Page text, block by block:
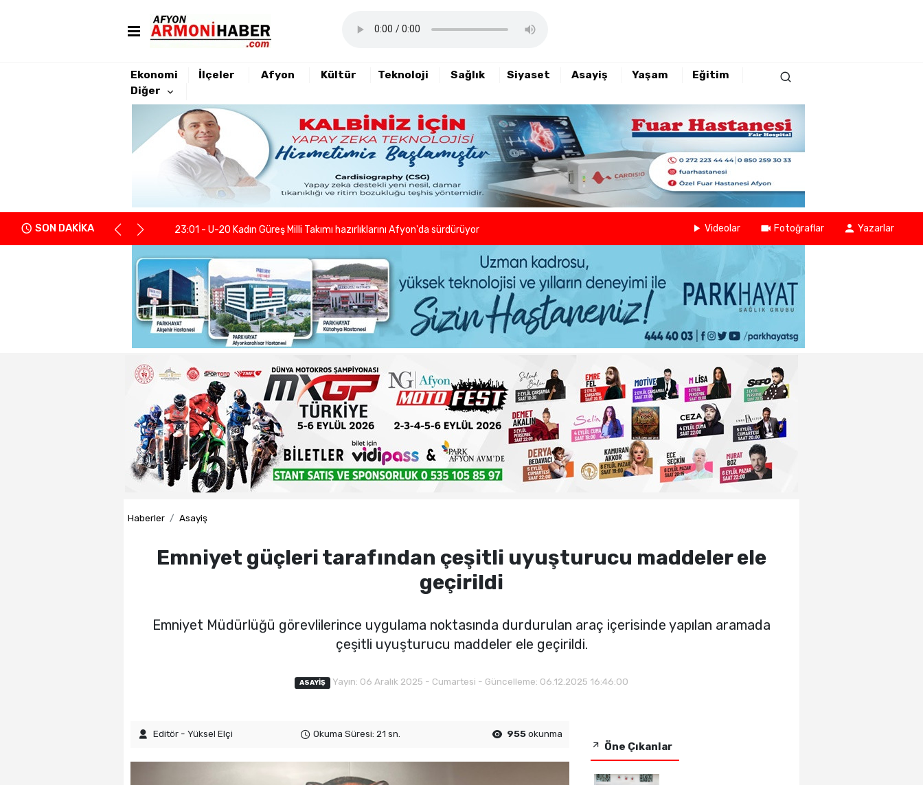
Ekonomi İlçeler Afyon Kültür Teknoloji Sağlık Siyaset Asayiş Yaşam
Eğitim
Diğer
SON DAKİKA
22:21 - Yeniden Refah Partisi haftalık basın açıklamasını yayımladı
23:08 - PARKHAYAT Hastanesi'nde sezon öncesi sağlık kontrolleri tamamlandı
23:04 - Afyonkarahisarlı berber ve kuaförlerden anlamlı hareket
23:01 - U-20 Kadın Güreş Milli Takımı hazırlıklarını Afyon'da sürdürüyor
22:55 - İGM Başkanı Siper: "Engelleri birlikte azaltıyoruz."
22:37 - Kentsel Dönüşümde yeni dönem başladı
22:29 - Adnan Başkan'dan ısınma sorunlarına kalıcı çözümler
22:26 - Badak ,Enver Paşa'nın şehadet yıldönümü sebebiyle bir mesajı yayımladı
22:21 - Yeniden Refah Partisi haftalık basın açıklamasını yayımladı
23:08 - PARKHAYAT Hastanesi'nde sezon öncesi sağlık kontrolleri tamamlandı
Videolar Fotoğraflar Yazarlar
Haberler Asayiş
Emniyet güçleri tarafından çeşitli uyuşturucu maddeler ele
geçirildi
Emniyet Müdürlüğü görevlilerince uygulama noktasında durdurulan araç içerisinde yapılan aramada
çeşitli uyuşturucu maddeler ele geçirildi.
ASAYIŞ Yayın: 06 Aralık 2025 - Cumartesi - Güncelleme: 06.12.2025 16:46:00
Editör - Yüksel Elçi Okuma Süresi: 21 sn. 955okunma
Öne Çıkanlar